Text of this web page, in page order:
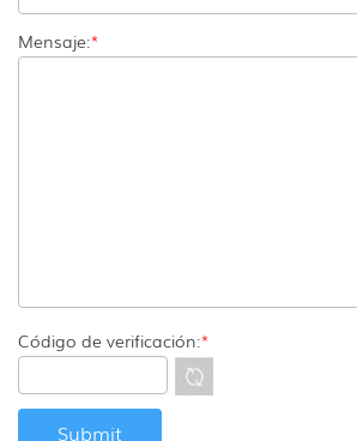
Mensaje:*
Código de verificación:*